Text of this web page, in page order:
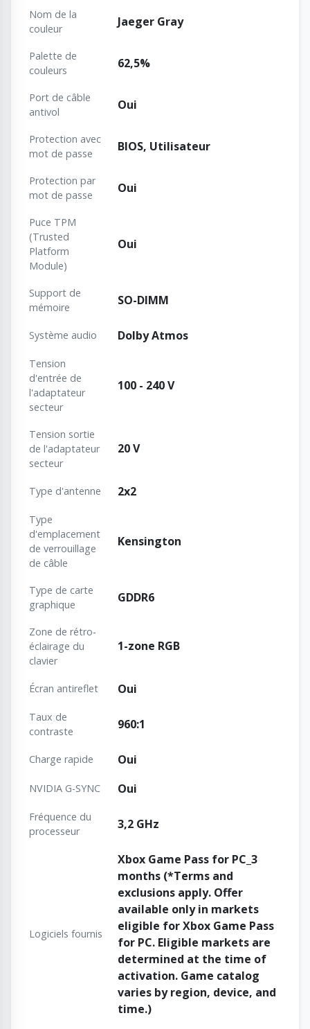
Nom de la
couleur
Jaeger Gray
Palette de
couleurs
62,5%
Port de câble
antivol
Oui
Protection avec
mot de passe
BIOS, Utilisateur
Protection par
mot de passe
Oui
Puce TPM
(Trusted
Platform
Module)
Oui
Support de
mémoire
SO-DIMM
Système audio Dolby Atmos
Tension
d'entrée de
l'adaptateur
secteur
100 - 240 V
Tension sortie
de l'adaptateur
secteur
20 V
Type d'antenne 2x2
Type
d'emplacement
de verrouillage
de câble
Kensington
Type de carte
graphique
GDDR6
Zone de rétro-
éclairage du
clavier
1-zone RGB
Écran antireflet Oui
Taux de
contraste
960:1
Charge rapide Oui
NVIDIA G-SYNC Oui
Fréquence du
processeur
3,2 GHz
Logiciels fournis
Xbox Game Pass for PC_3
months (*Terms and
exclusions apply. Offer
available only in markets
eligible for Xbox Game Pass
for PC. Eligible markets are
determined at the time of
activation. Game catalog
varies by region, device, and
time.)